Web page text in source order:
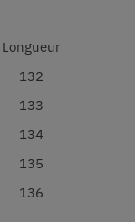
Longueur
132
133
134
135
136